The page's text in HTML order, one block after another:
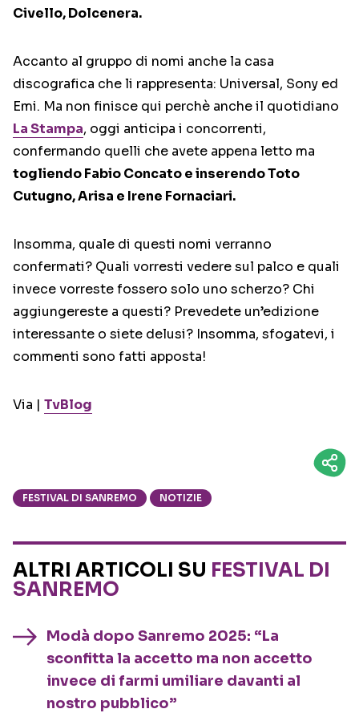
Civello, Dolcenera.
Accanto al gruppo di nomi anche la casa
discografica che li rappresenta: Universal, Sony ed
Emi. Ma non finisce qui perchè anche il quotidiano
La Stampa, oggi anticipa i concorrenti,
confermando quelli che avete appena letto ma
togliendo Fabio Concato e inserendo Toto
Cutugno, Arisa e Irene Fornaciari.
Insomma, quale di questi nomi verranno
confermati? Quali vorresti vedere sul palco e quali
invece vorreste fossero solo uno scherzo? Chi
aggiungereste a questi? Prevedete un’edizione
interessante o siete delusi? Insomma, sfogatevi, i
commenti sono fatti apposta!
Via | TvBlog
FESTIVAL DI SANREMO NOTIZIE
ALTRI ARTICOLI SU FESTIVAL DI
SANREMO
Modà dopo Sanremo 2025: “La
sconfitta la accetto ma non accetto
invece di farmi umiliare davanti al
nostro pubblico”